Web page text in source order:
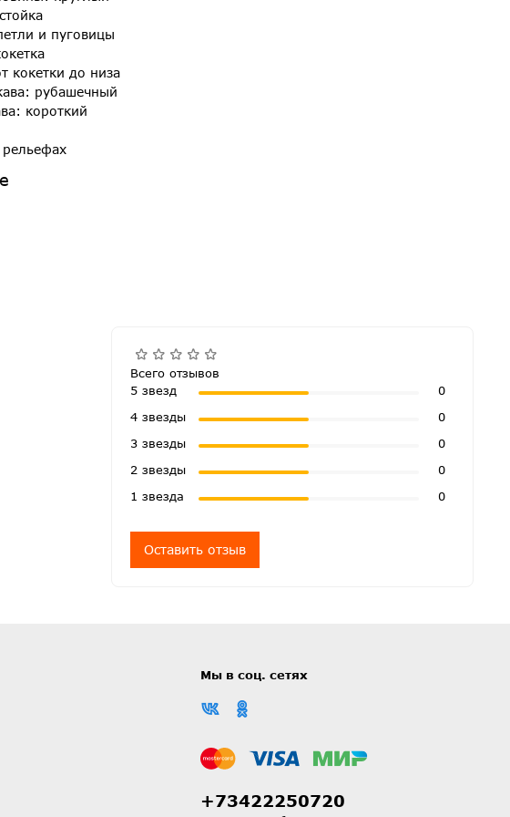
и пуговицы
кокетки до низа
рубашечный
короткий
Всего отзывов
5 звезд
0
4 звезды
0
3 звезды
0
2 звезды
0
1 звезда
0
Оставить отзыв
Мы в соц. сетях
+73422250720